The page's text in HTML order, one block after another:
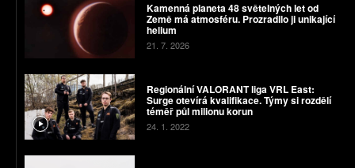
Kamenná planeta 48 světelných let od
Země má atmosféru. Prozradilo ji unikající
helium
21. 7. 2026
Regionální VALORANT liga VRL East:
Surge otevírá kvalifikace. Týmy si rozdělí
téměř půl milionu korun
24. 1. 2022